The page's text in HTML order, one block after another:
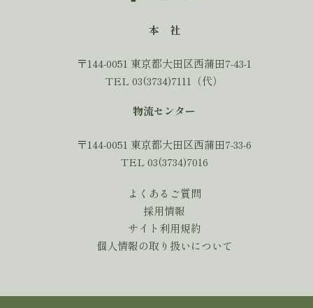
本 社
〒144-0051 東京都大田区西蒲田7-43-1
TEL 03(3734)7111（代）
物流センター
〒144-0051 東京都大田区西蒲田7-33-6
TEL 03(3734)7016
よくあるご質問
採用情報
サイト利用規約
個人情報の取り扱いについて